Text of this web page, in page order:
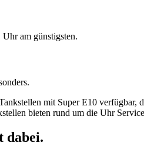
am günstigsten.
mit Super E10 verfügbar,
bieten rund um die Uhr
dabei.